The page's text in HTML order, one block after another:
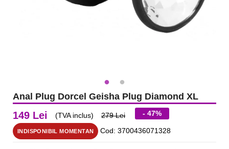
Anal Plug Dorcel Geisha Plug Diamond XL
149 Lei (TVA inclus) 279 Lei - 47%
INDISPONIBIL MOMENTAN Cod: 3700436071328